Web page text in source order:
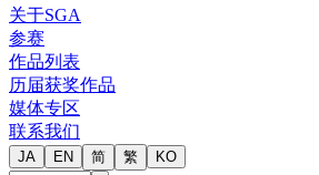
关于SGA
参赛
作品列表
历届获奖作品
媒体专区
联系我们
JA EN 简 繁 KO